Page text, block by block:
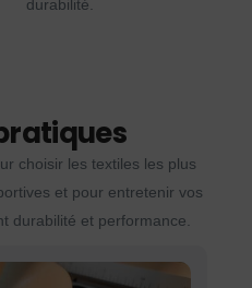
durabilité.
choisir les textiles les plus
et pour entretenir vos
durabilité et performance.